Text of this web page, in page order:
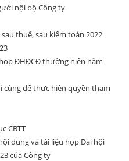
nội bộ Công ty
thuế, sau kiểm toán 2022
ĐHĐCĐ thường niên năm
cùng để thực hiện quyền tham
CBTT
dung và tài liệu họp Đại hội
của Công ty